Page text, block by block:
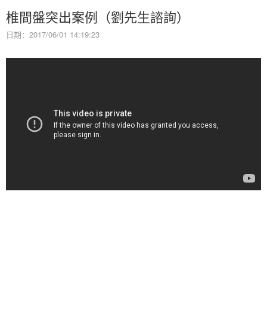
椎間盤突出案例（劉先生諮詢）
日期：2017/06/01 14:19:23